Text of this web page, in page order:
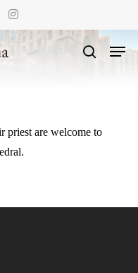
instagram
search
Menu
priest are welcome to